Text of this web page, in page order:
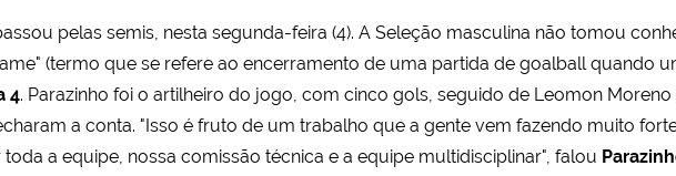
pelas semis, nesta segunda-feira (4). A Seleção masculina não tomou
(termo que se refere ao encerramento de uma partida de goalball quando
4. Parazinho foi o artilheiro do jogo, com cinco gols, seguido de Leomon Moreno
a conta. "Isso é fruto de um trabalho que a gente vem fazendo muito
a equipe, nossa comissão técnica e a equipe multidisciplinar", falou